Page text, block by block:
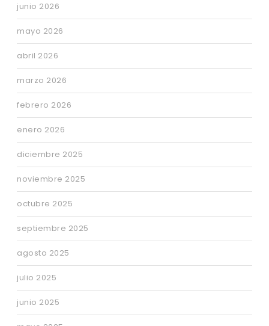
junio 2026
mayo 2026
abril 2026
marzo 2026
febrero 2026
enero 2026
diciembre 2025
noviembre 2025
octubre 2025
septiembre 2025
agosto 2025
julio 2025
junio 2025